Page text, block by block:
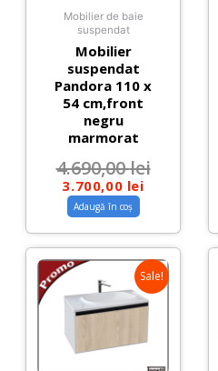
Mobilier de baie
suspendat
Mobilier
suspendat
Pandora 110 x
54 cm,front
negru
marmorat
4.690,00lei
3.700,00 lei
Adaugă în coș
Sale!